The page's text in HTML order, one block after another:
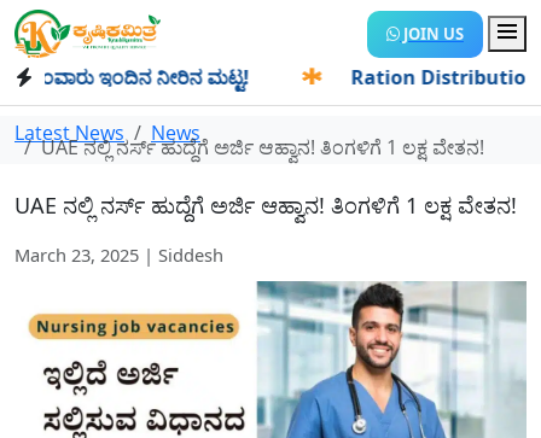
JOIN US
ಇಂದಿನ ನೀರಿನ ಮಟ್ಟ! Ration Distribution-
Latest News News
UAE ನಲ್ಲಿ ನರ್ಸ್ ಹುದ್ದೆಗೆ ಅರ್ಜಿ ಆಹ್ವಾನ! ತಿಂಗಳಿಗೆ 1 ಲಕ್ಷ ವೇತನ!
UAE ನಲ್ಲಿ ನರ್ಸ್ ಹುದ್ದೆಗೆ ಅರ್ಜಿ ಆಹ್ವಾನ! ತಿಂಗಳಿಗೆ 1 ಲಕ್ಷ ವೇತನ!
March 23, 2025 | Siddesh